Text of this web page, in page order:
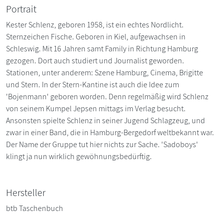
Portrait
Kester Schlenz, geboren 1958, ist ein echtes Nordlicht.
Sternzeichen Fische. Geboren in Kiel, aufgewachsen in
Schleswig. Mit 16 Jahren samt Family in Richtung Hamburg
gezogen. Dort auch studiert und Journalist geworden.
Stationen, unter anderem: Szene Hamburg, Cinema, Brigitte
und Stern. In der Stern-Kantine ist auch die Idee zum
'Bojenmann' geboren worden. Denn regelmäßig wird Schlenz
von seinem Kumpel Jepsen mittags im Verlag besucht.
Ansonsten spielte Schlenz in seiner Jugend Schlagzeug, und
zwar in einer Band, die in Hamburg-Bergedorf weltbekannt war.
Der Name der Gruppe tut hier nichts zur Sache. 'Sadoboys'
klingt ja nun wirklich gewöhnungsbedürftig.
Hersteller
btb Taschenbuch